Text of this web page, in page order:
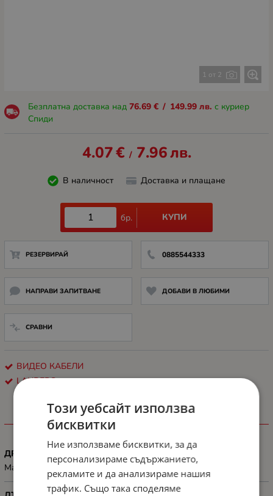
1 от 2
Безплатна доставка над 76.69 € / 149.99 лв. с куриер
Спиди
4.07€ / 7.96лв.
В наличност Доставка и плащане
бр. КУПИ
РЕЗЕРВИРАЙ 0885544333
НАПРАВИ ЗАПИТВАНЕ ДОБАВИ В ЛЮБИМИ
СРАВНИ
ВИДЕО КАБЕЛИ
LANBERG
ХАРАКТЕРИСТИКИ
ДРУГИ
Max video resolution: 3840 x 2160 px
Този уебсайт използва
бисквитки
Ние използваме бисквитки, за да
персонализираме съдържанието,
рекламите и да анализираме нашия
трафик. Също така споделяме